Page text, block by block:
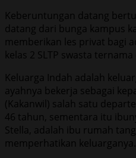
Keberuntungan datang
datang dari bunga kampus
memberikan les privat bagi
kelas 2 SLTP swasta
Keluarga Indah adalah
ayahnya bekerja sebagai
(Kakanwil) salah satu
46 tahun, sementara itu
Stella, adalah ibu rumah
memperhatikan keluarganya.